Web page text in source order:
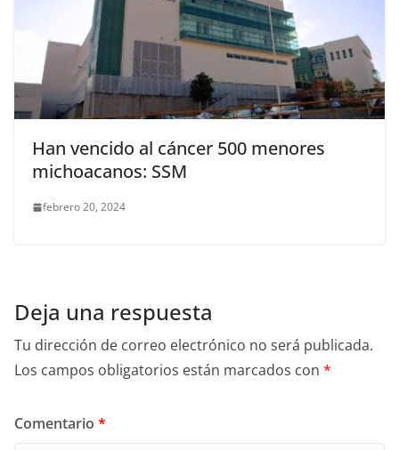
Han vencido al cáncer 500 menores
michoacanos: SSM
febrero 20, 2024
Deja una respuesta
Tu dirección de correo electrónico no será publicada.
Los campos obligatorios están marcados con *
Comentario *